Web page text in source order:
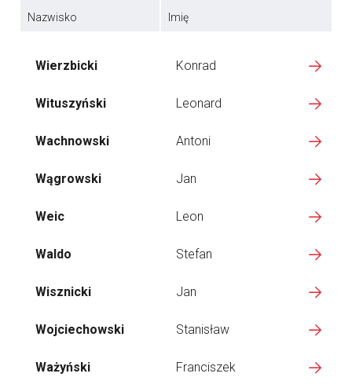
Nazwisko Imię
Wierzbicki Konrad
Wituszyński Leonard
Wachnowski Antoni
Wągrowski Jan
Weic Leon
Waldo Stefan
Wisznicki Jan
Wojciechowski Stanisław
Ważyński Franciszek